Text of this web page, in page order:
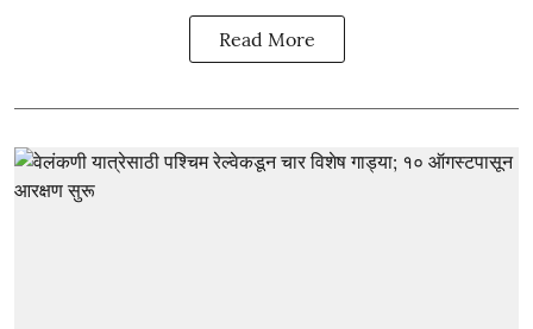
Read More